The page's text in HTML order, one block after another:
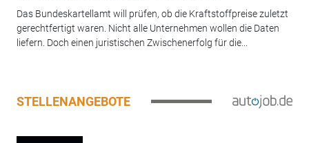
Das Bundeskartellamt will prüfen, ob die Kraftstoffpreise zuletzt
gerechtfertigt waren. Nicht alle Unternehmen wollen die Daten
liefern. Doch einen juristischen Zwischenerfolg für die...
STELLENANGEBOTE